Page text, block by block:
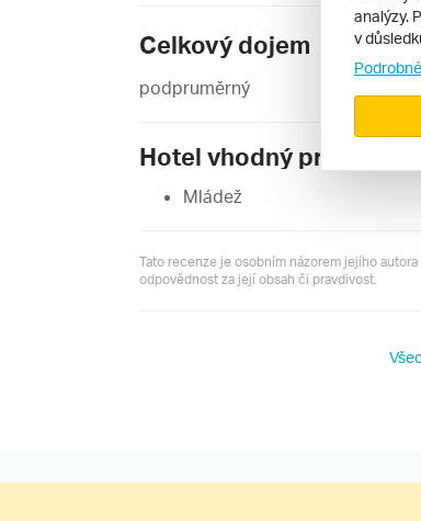
Celkový dojem
podpruměrný
Hotel vhodný pro:
Mládež
Tato recenze je osobním názorem jejího
odpovědnost za její obsah či pravdivost.
analýzy.
v